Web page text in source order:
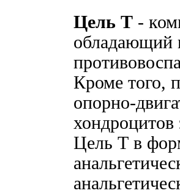
Цель T -
обладающий
Кроме того,
опорно-
хондроцитов
Цель Т в